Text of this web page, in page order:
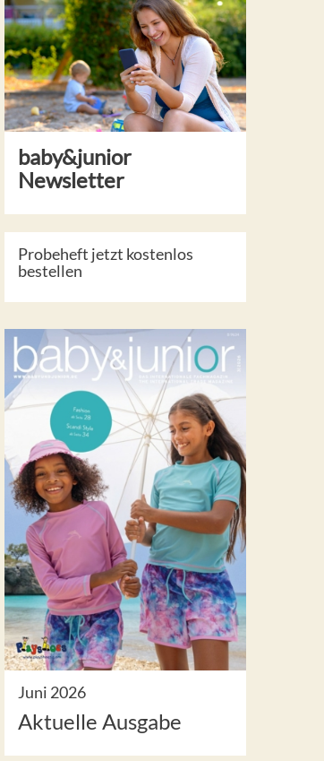
baby&junior
Newsletter
Probeheft jetzt kostenlos
bestellen
Juni 2026
Aktuelle Ausgabe